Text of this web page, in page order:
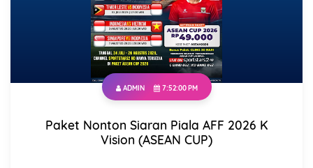
ADMIN 7:52:00 PM
Paket Nonton Siaran Piala AFF 2026 K
Vision (ASEAN CUP)